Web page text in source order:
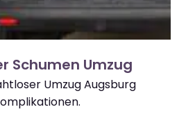
Schumen Umzug
Umzug Augsburg